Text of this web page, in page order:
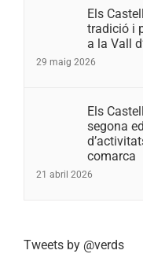
Els
tradició i
a la Vall
29 maig 2026
Els
segona
comarca
21 abril 2026
Tweets by @verds